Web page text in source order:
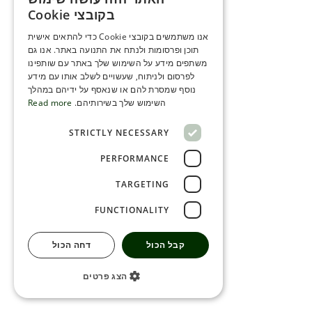
ENGLISH
SERBIA
HEBREW
RUSSIAN
SERBIAN-2
בקובצי Cookie
אנו משתמשים בקובצי Cookie כדי להתאים אישית
תוכן ופרסומות ולנתח את התנועה באתר. אנו גם
משתפים מידע על השימוש שלך באתר עם שותפינו
לפרסום ולניתוח, שעשויים לשלב אותו עם מידע
נוסף שמסרת להם או שנאסף על ידיהם במהלך
השימוש שלך בשירותיהם. Read more
STRICTLY NECESSARY
PERFORMANCE
TARGETING
FUNCTIONALITY
קבל הכול דחה הכול
הצג פרטים